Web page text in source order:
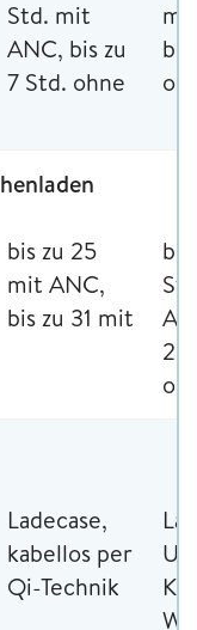
Std. mit
ANC, bis zu
7 Std. ohne
bis zu 25
mit ANC,
bis zu 31 mit
bis
28
Ladecase,
kabellos per
Qi-Technik